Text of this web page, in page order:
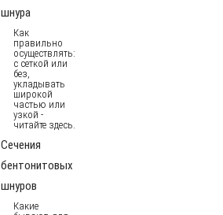
шнура
Как
правильно
осуществлять:
с сеткой или
без,
укладывать
широкой
частью или
узкой -
читайте здесь.
Сечения
бентонитовых
шнуров
Какие